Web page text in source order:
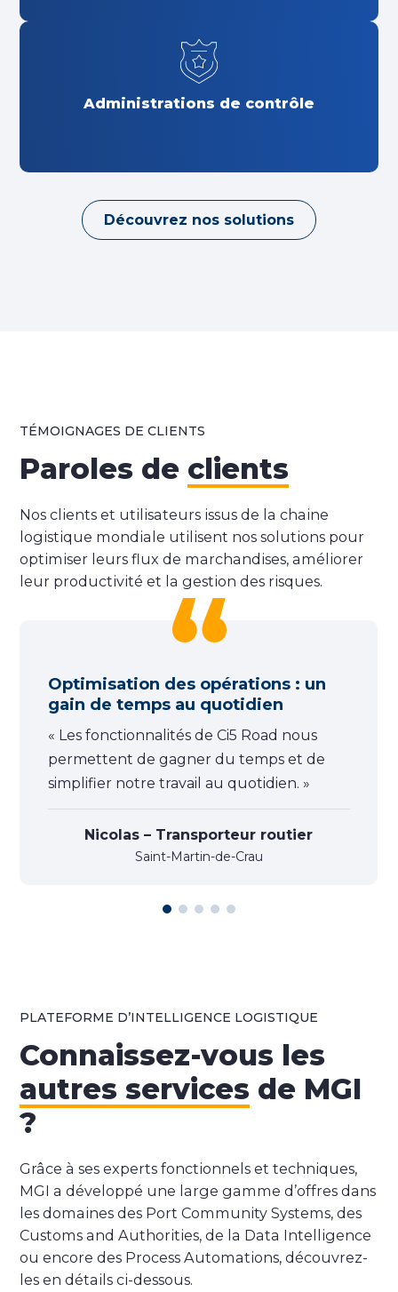
Administrations de contrôle
Découvrez nos solutions
TÉMOIGNAGES DE CLIENTS
Paroles de clients
Nos clients et utilisateurs issus de la chaine
logistique mondiale utilisent nos solutions pour
optimiser leurs flux de marchandises, améliorer
leur productivité et la gestion des risques.
Optimisation des opérations : un
gain de temps au quotidien
« Les fonctionnalités de Ci5 Road nous
permettent de gagner du temps et de
simplifier notre travail au quotidien. »
Nicolas – Transporteur routier
Saint-Martin-de-Crau
PLATEFORME D’INTELLIGENCE LOGISTIQUE
Connaissez-vous les
autres services de MGI
?
Grâce à ses experts fonctionnels et techniques,
MGI a développé une large gamme d’offres dans
les domaines des Port Community Systems, des
Customs and Authorities, de la Data Intelligence
ou encore des Process Automations, découvrez-
les en détails ci-dessous.